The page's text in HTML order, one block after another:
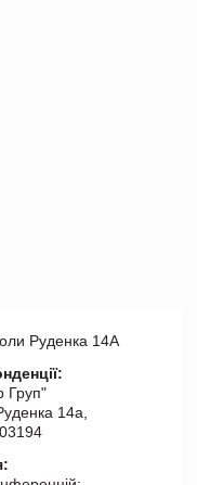
Руденка 14А
Груп"
14а,